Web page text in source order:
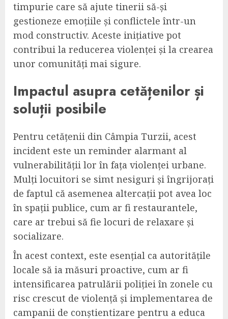
timpurie care să ajute tinerii să-și
gestioneze emoțiile și conflictele într-un
mod constructiv. Aceste inițiative pot
contribui la reducerea violenței și la crearea
unor comunități mai sigure.
Impactul asupra cetățenilor și
soluții posibile
Pentru cetățenii din Câmpia Turzii, acest
incident este un reminder alarmant al
vulnerabilității lor în fața violenței urbane.
Mulți locuitori se simt nesiguri și îngrijorați
de faptul că asemenea altercații pot avea loc
în spații publice, cum ar fi restaurantele,
care ar trebui să fie locuri de relaxare și
socializare.
În acest context, este esențial ca autoritățile
locale să ia măsuri proactive, cum ar fi
intensificarea patrulării poliției în zonele cu
risc crescut de violență și implementarea de
campanii de conștientizare pentru a educa